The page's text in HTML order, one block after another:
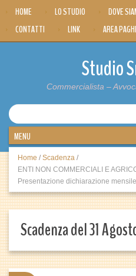
HOME LO STUDIO DOVE
CONTATTI
LINK AREA
Studio
Commercialista –
Home / Scadenza /
ENTI NON COMMERCIALI E
Presentazione dichiarazione
Scadenza del 31